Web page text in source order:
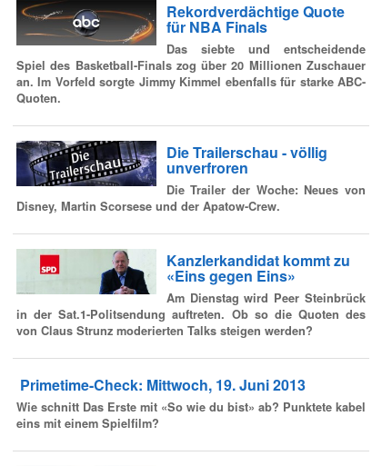
Rekordverdächtige Quote
für NBA Finals
Das siebte und entscheidende
Spiel des Basketball-Finals zog über 20 Millionen Zuschauer
an. Im Vorfeld sorgte Jimmy Kimmel ebenfalls für starke ABC-
Quoten.
Die Trailerschau - völlig
unverfroren
Die Trailer der Woche: Neues von
Disney, Martin Scorsese und der Apatow-Crew.
Kanzlerkandidat kommt zu
«Eins gegen Eins»
Am Dienstag wird Peer Steinbrück
in der Sat.1-Politsendung auftreten. Ob so die Quoten des
von Claus Strunz moderierten Talks steigen werden?
Primetime-Check: Mittwoch, 19. Juni 2013
Wie schnitt Das Erste mit «So wie du bist» ab? Punktete kabel
eins mit einem Spielfilm?